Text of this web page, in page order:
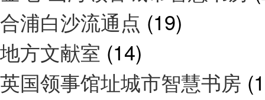
合浦白沙流通点 (19)
地方文献室 (14)
英国领事馆址城市智慧书房